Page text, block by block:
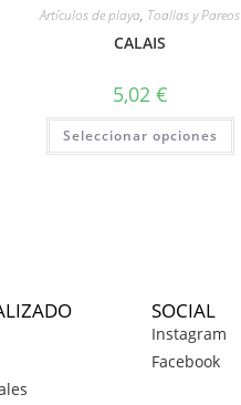
Artículos de playa, Toallas y Pareos
CALAIS
5,02 €
Seleccionar opciones
SOCIAL
Instagram
Facebook